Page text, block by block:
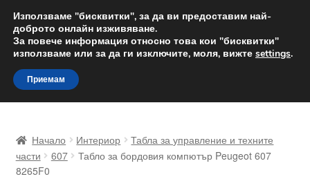
ДОСТАВКА от 12 лв.
Доставка по целия свят
Skip
to
navigation
Skip
to
content
Доставка по целия свят
Начало Интериор
Табла за управление и техните
части
607
Табло за бордовия компютър Peugeot 607
8265F0
Използваме "бисквитки", за да ви предоставим най-
доброто онлайн изживяване.
За повече информация относно това кои "бисквитки"
използваме или за да ги изключите, моля, вижте settings.
Приемам